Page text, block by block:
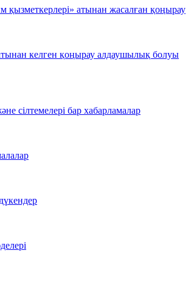
қызметкерлері» атынан жасалған қоңырау
келген қоңырау алдаушылық болуы
сілтемелері бар хабарламалар